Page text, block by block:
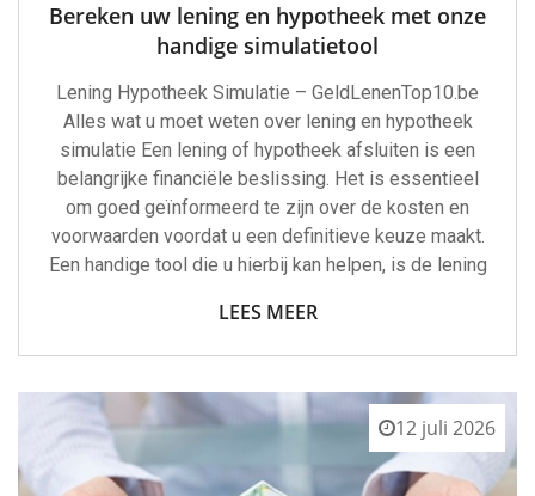
Bereken uw lening en hypotheek met onze
handige simulatietool
Lening Hypotheek Simulatie – GeldLenenTop10.be
Alles wat u moet weten over lening en hypotheek
simulatie Een lening of hypotheek afsluiten is een
belangrijke financiële beslissing. Het is essentieel
om goed geïnformeerd te zijn over de kosten en
voorwaarden voordat u een definitieve keuze maakt.
Een handige tool die u hierbij kan helpen, is de lening
LEES MEER
12 juli 2026